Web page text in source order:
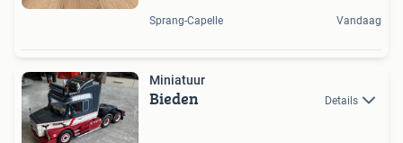
Sprang-Capelle Vandaag
Miniatuur
Bieden Details